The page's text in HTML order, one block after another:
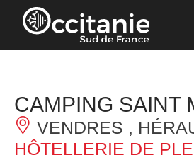
Panneau de gestion des cookies
CAMPING SAINT
VENDRES ,
HÔTELLERIE DE